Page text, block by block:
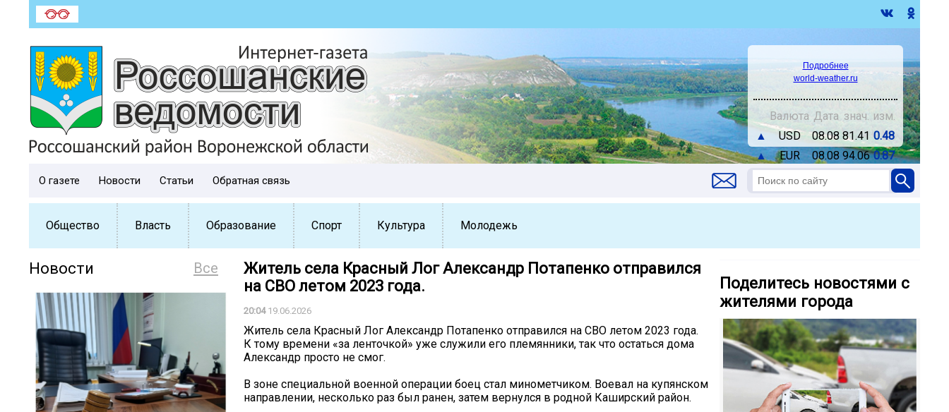
Подробнее
world-weather.ru
Валюта Дата знач. изм.
▲
USD 08.08 81.41 0.48
▲
EUR 08.08 94.06 0.87
О газете Новости Статьи Обратная связь
Общество Власть Образование Спорт Культура Молодежь
Все
Новости
Житель села Красный Лог Александр Потапенко отправился
на СВО летом 2023 года.
20:0419.06.2026
Житель села Красный Лог Александр Потапенко отправился на СВО летом 2023 года.
К тому времени «за ленточкой» уже служили его племянники, так что остаться дома
Александр просто не смог.
В зоне специальной военной операции боец стал минометчиком. Воевал на купянском
направлении, несколько раз был ранен, затем вернулся в родной Каширский район.
Поделитесь новостями с
жителями города